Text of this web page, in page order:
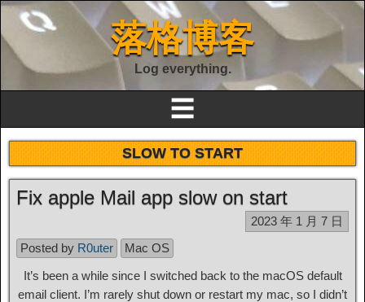
落格博客
Log everything.
☰
SLOW TO START
Fix apple Mail app slow on start
2023 年 1 月 7 日
Posted by R0uter
Mac OS
It’s been a while since I switched back to the macOS default
email client. I’m rarely shut down or restart my mac, so I didn’t